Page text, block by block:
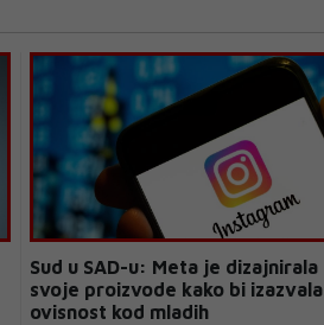
Sud u SAD-u: Meta je dizajnirala
svoje proizvode kako bi izazvala
ovisnost kod mladih